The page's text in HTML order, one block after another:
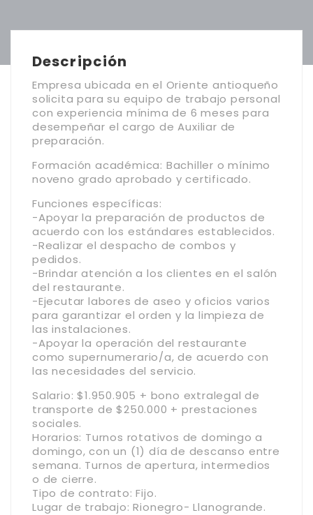
Descripción
Empresa ubicada en el Oriente antioqueño
solicita para su equipo de trabajo personal
con experiencia mínima de 6 meses para
desempeñar el cargo de Auxiliar de
preparación.
Formación académica: Bachiller o mínimo
noveno grado aprobado y certificado.
Funciones específicas:
-Apoyar la preparación de productos de
acuerdo con los estándares establecidos.
-Realizar el despacho de combos y
pedidos.
-Brindar atención a los clientes en el salón
del restaurante.
-Ejecutar labores de aseo y oficios varios
para garantizar el orden y la limpieza de
las instalaciones.
-Apoyar la operación del restaurante
como supernumerario/a, de acuerdo con
las necesidades del servicio.
Salario: $1.950.905 + bono extralegal de
transporte de $250.000 + prestaciones
sociales.
Horarios: Turnos rotativos de domingo a
domingo, con un (1) día de descanso entre
semana. Turnos de apertura, intermedios
o de cierre.
Tipo de contrato: Fijo.
Lugar de trabajo: Rionegro- Llanogrande.